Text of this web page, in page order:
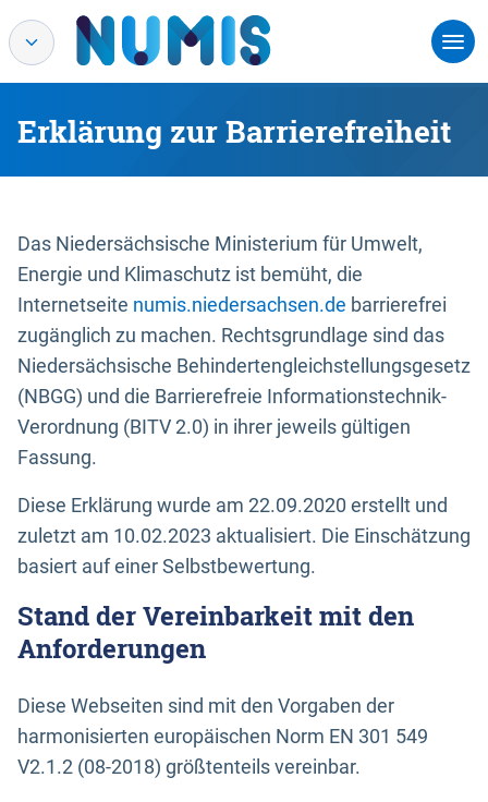
Erklärung zur Barrierefreiheit
Das Niedersächsische Ministerium für Umwelt,
Energie und Klimaschutz ist bemüht, die
Internetseite numis.niedersachsen.de barrierefrei
zugänglich zu machen. Rechtsgrundlage sind das
Niedersächsische Behindertengleichstellungsgesetz
(NBGG) und die Barrierefreie Informationstechnik-
Verordnung (BITV 2.0) in ihrer jeweils gültigen
Fassung.
Diese Erklärung wurde am 22.09.2020 erstellt und
zuletzt am 10.02.2023 aktualisiert. Die Einschätzung
basiert auf einer Selbstbewertung.
Stand der Vereinbarkeit mit den
Anforderungen
Diese Webseiten sind mit den Vorgaben der
harmonisierten europäischen Norm EN 301 549
V2.1.2 (08-2018) größtenteils vereinbar.